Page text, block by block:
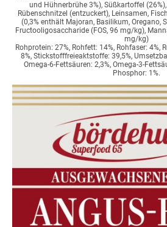
und Hühnerbrühe 3%), Süßkartoffel
Rübenschnitzel (entzuckert), Leinsamen,
(0,3% enthält Majoran, Basilikum, Oregano,
Fructooligosaccharide (FOS, 96 mg/kg),
mg/kg)
Rohprotein: 27%, Rohfett: 14%, Rohfaser: 4%,
8%, Stickstofffreieaktstoffe: 39,5%,
Omega-6-Fettsäuren: 2,3%, Omega-3-
Phosphor: 1%.